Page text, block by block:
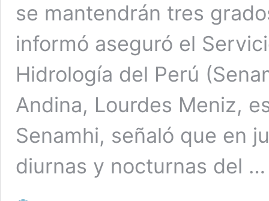
se mantendrán tres
informó aseguró el
Hidrología del Perú
Andina, Lourdes Meniz,
Senamhi, señaló que en
diurnas y nocturnas del